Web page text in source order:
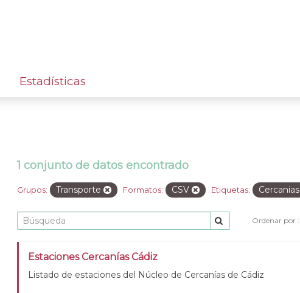
Estadísticas
1 conjunto de datos encontrado
Grupos: Transporte Formatos: CSV Etiquetas: Cercanias
Ordenar por
Estaciones Cercanías Cádiz
Listado de estaciones del Núcleo de Cercanías de Cádiz